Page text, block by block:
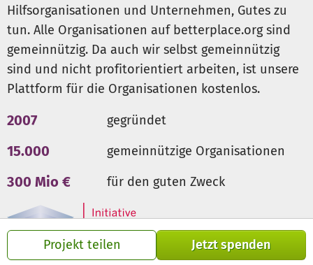
Projekt teilen Jetzt spenden
Hilfsorganisationen und Unternehmen, Gutes zu
tun. Alle Organisationen auf betterplace.org sind
gemeinnützig. Da auch wir selbst gemeinnützig
sind und nicht profitorientiert arbeiten, ist unsere
Plattform für die Organisationen kostenlos.
2007 gegründet
15.000 gemeinnützige Organisationen
300 Mio € für den guten Zweck